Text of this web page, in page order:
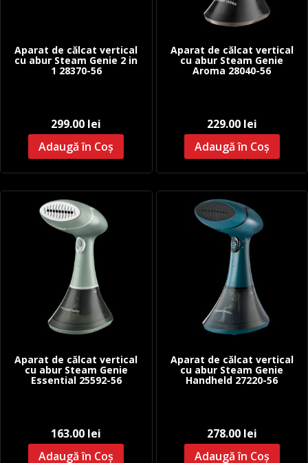
Aparat de călcat vertical
cu abur Steam Genie 2 in
1 28370-56
299.00 lei
Adaugă în Coș
Aparat de călcat vertical
cu abur Steam Genie
Aroma 28040-56
229.00 lei
Adaugă în Coș
Aparat de călcat vertical
cu abur Steam Genie
Essential 25592-56
163.00 lei
Adaugă în Coș
Aparat de călcat vertical
cu abur Steam Genie
Handheld 27220-56
278.00 lei
Adaugă în Coș